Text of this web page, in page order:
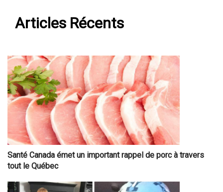
Articles Récents
Santé Canada émet un important rappel de porc à travers
tout le Québec